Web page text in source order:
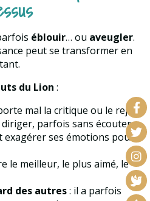
éblouir… ou aveugler.
peut se transformer en
du Lion :
mal la critique ou le rejet.
diriger, parfois sans écouter.
exagérer ses émotions pour
le meilleur, le plus aimé, le
des autres: il a parfois